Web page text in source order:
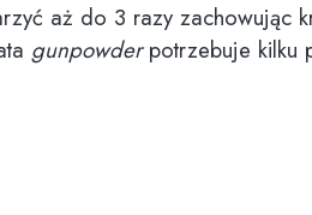
aż do 3 razy zachowując
gunpowderpotrzebuje kilku